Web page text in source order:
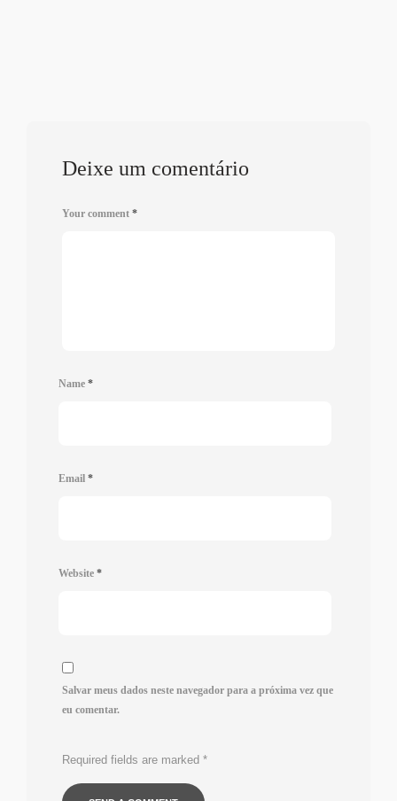
Deixe um comentário
Your comment *
Name *
Email *
Website *
Salvar meus dados neste navegador para a próxima vez que
eu comentar.
Required fields are marked *